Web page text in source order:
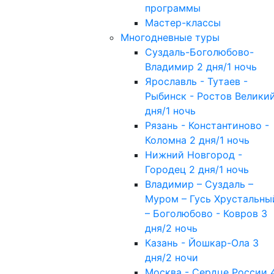
программы
Мастер-классы
Многодневные туры
Суздаль-Боголюбово-
Владимир 2 дня/1 ночь
Ярославль - Тутаев -
Рыбинск - Ростов
дня/1 ночь
Рязань - Константиново -
Коломна 2 дня/1 ночь
Нижний Новгород -
Городец 2 дня/1 ночь
Владимир – Суздаль –
Муром – Гусь
– Боголюбово - Ковров 3
дня/2 ночь
Казань - Йошкар-Ола 3
дня/2 ночи